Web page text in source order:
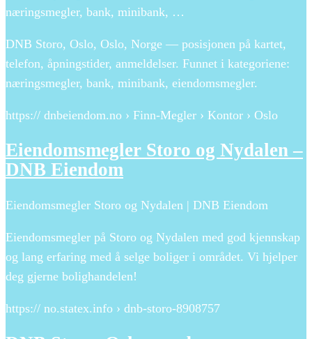
næringsmegler, bank, minibank, …
DNB Storo, Oslo, Oslo, Norge — posisjonen på kartet,
telefon, åpningstider, anmeldelser. Funnet i kategoriene:
næringsmegler, bank, minibank, eiendomsmegler.
https:// dnbeiendom.no › Finn-Megler › Kontor › Oslo
Eiendomsmegler Storo og Nydalen –
DNB Eiendom
Eiendomsmegler Storo og Nydalen | DNB Eiendom
Eiendomsmegler på Storo og Nydalen med god kjennskap
og lang erfaring med å selge boliger i området. Vi hjelper
deg gjerne bolighandelen!
https:// no.statex.info › dnb-storo-8908757